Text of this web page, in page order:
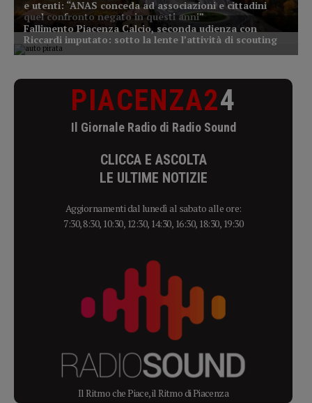
PIACENZA24
Il Giornale Radio di Radio Sound
CLICCA E ASCOLTA
LE ULTIME NOTIZIE
Aggiornamenti dal lunedì al sabato alle ore:
7:30, 8:30, 10:30, 12:30, 14:30, 16:30, 18:30, 19:30
Il Ritmo che Piace, il Ritmo di Piacenza